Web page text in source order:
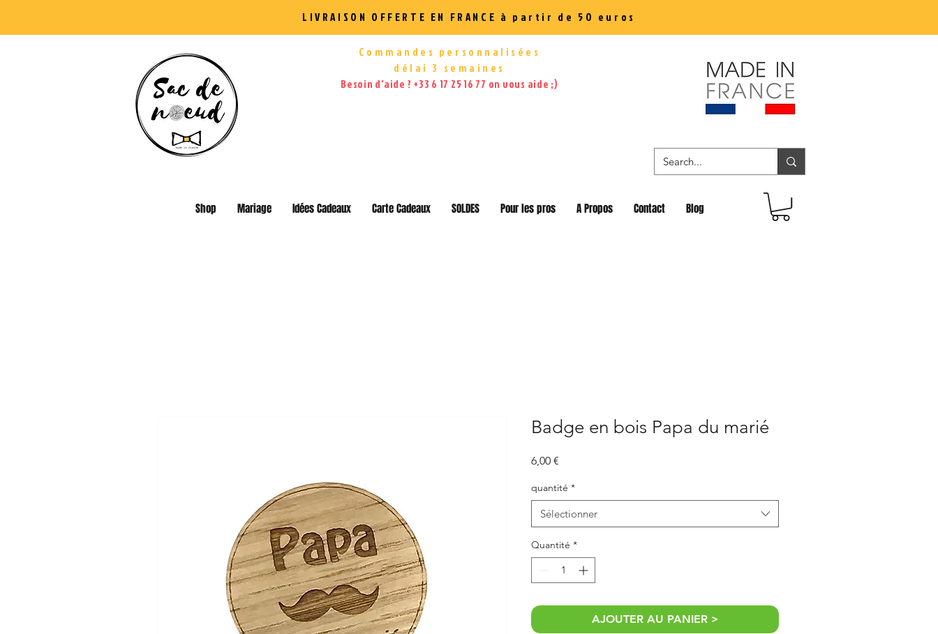
LIVRAISON OFFERTE EN FRANCE à partir de 50 euros
Commandes personnalisées
délai 3 semaines
Besoin d'aide ? +33 6 17 25 16 77 on vous aide ;)
Shop Mariage Idées Cadeaux Carte Cadeaux SOLDES Pour les pros A Propos Contact Blog
Badge en bois Papa du marié
6,00 €
quantité *
Sélectionner
Quantité *
AJOUTER AU PANIER >